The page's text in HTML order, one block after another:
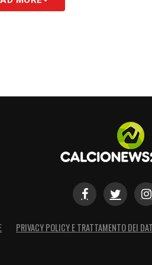
le novità del giorno
PRIVACY POLICY E TRATTAMENTO DEI